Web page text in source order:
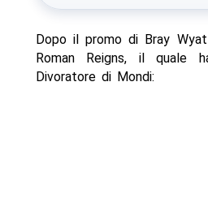
Dopo il promo di Bray
Roman Reigns, il quale
Divoratore di Mondi: